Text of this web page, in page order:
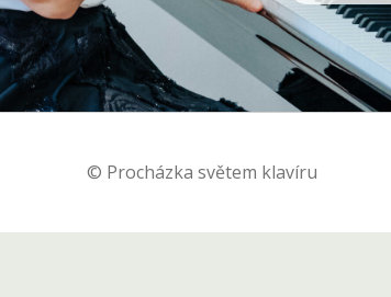
© Procházka světem klavíru